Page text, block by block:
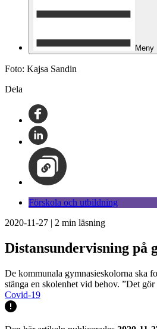
Meny
Foto: Kajsa Sandin
Dela
Förskola och utbildning
2020-11-27 | 2 min läsning
Distansundervisning på
De kommunala gymnasieskolorna ska
stänga en skolenhet vid behov. ”Det
Covid-19